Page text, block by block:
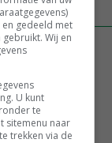
daalt licht in
hele
gedeeld met
Wij en
U kunt
te
sitemenu naar
trekken via de